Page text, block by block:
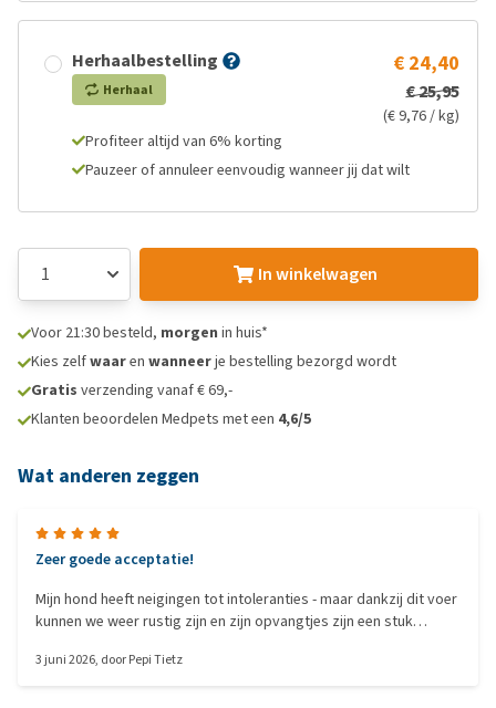
Herhaalbestelling
Herhaal
€ 24,40
€ 25,95
(€ 9,76 / kg)
Profiteer altijd van 6% korting
Pauzeer of annuleer eenvoudig wanneer jij dat wilt
In winkelwagen
Voor 21:30 besteld, morgen in huis*
Kies zelfwaaren wanneerje bestelling bezorgd wordt
Gratis verzending vanaf € 69,-
Klanten beoordelen Medpets met een 4,6/5
Wat anderen zeggen
Zeer goede acceptatie!
Mijn hond heeft neigingen tot intoleranties - maar dankzij dit voer
kunnen we weer rustig zijn en zijn opvangtjes zijn een stuk
absoluut aanbevelen ❤️🫶
3 juni 2026, doorPepi Tietz